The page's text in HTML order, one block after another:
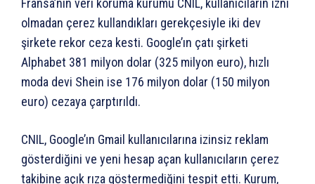
Fransa’nın veri koruma kurumu CNIL, kullanıcıların izni
olmadan çerez kullandıkları gerekçesiyle iki dev
şirkete rekor ceza kesti. Google’ın çatı şirketi
Alphabet 381 milyon dolar (325 milyon euro), hızlı
moda devi Shein ise 176 milyon dolar (150 milyon
euro) cezaya çarptırıldı.
CNIL, Google’ın Gmail kullanıcılarına izinsiz reklam
gösterdiğini ve yeni hesap açan kullanıcıların çerez
takibine açık rıza göstermediğini tespit etti. Kurum,